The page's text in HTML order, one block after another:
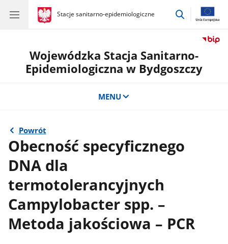
gov.pl
Stacje sanitarno-epidemiologiczne
gov.pl
Stacje
przejdź
Wojewódzka Stacja Sanitarno-
Epidemiologiczna w Bydgoszczy
MENU
Powrót
Obecność specyficznego
DNA dla
termotolerancyjnych
Campylobacter spp. –
Metoda jakościowa – PCR